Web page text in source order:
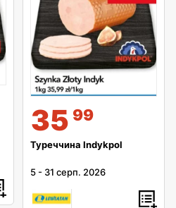
35 99
Туреччина Indykpol
5 - 31 серп. 2026